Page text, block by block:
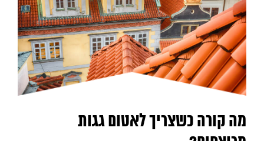
מה קורה כשצריך לאטום גגות